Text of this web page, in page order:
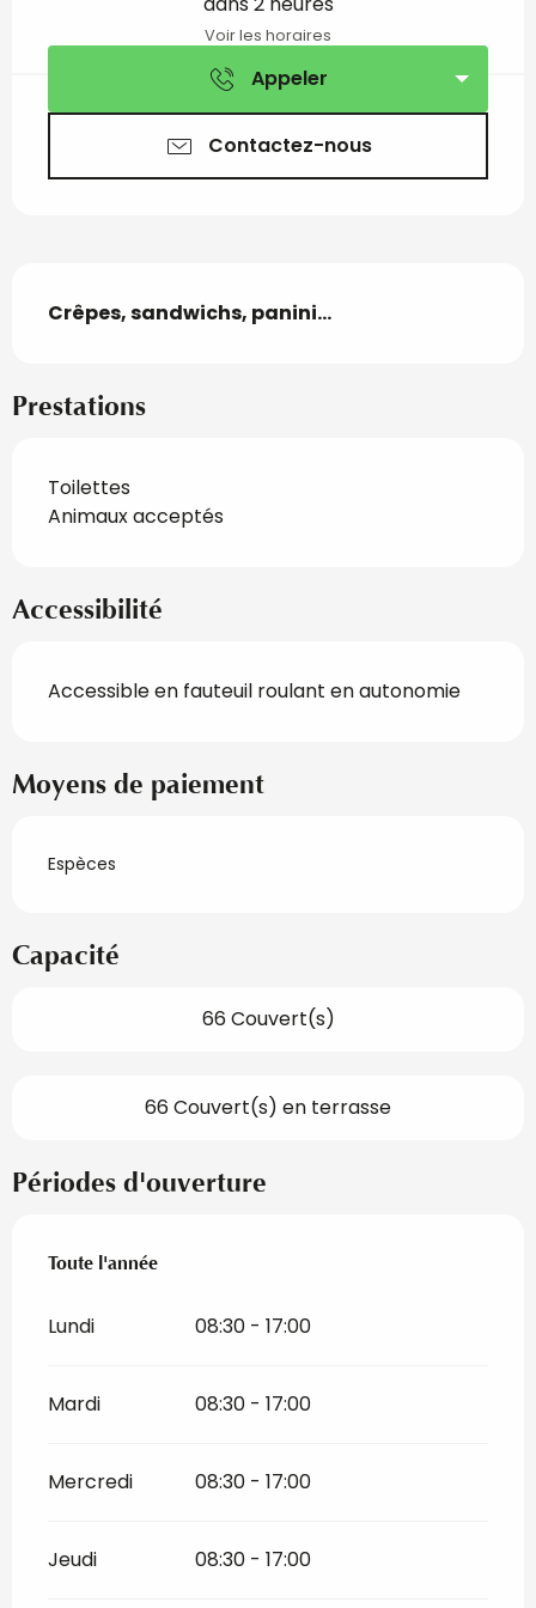
Voir les horaires
Appeler
Contactez-nous
Description
Crêpes, sandwichs, panini...
Prestations
Toilettes
Animaux acceptés
Accessibilité
Accessible en fauteuil roulant en autonomie
Moyens de paiement
Espèces
Capacité
66 Couvert(s)
66 Couvert(s) en terrasse
Périodes d'ouverture
Toute l'année
Toute l'année
Lundi 08:30 - 17:00
Mardi 08:30 - 17:00
Mercredi 08:30 - 17:00
Jeudi 08:30 - 17:00